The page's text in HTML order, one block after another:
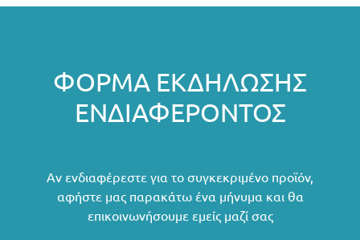
ΦΌΡΜΑ ΕΚΔΉΛΩΣΗΣ
ΕΝΔΙΑΦΈΡΟΝΤΟΣ
Αν ενδιαφέρεστε για το συγκεκριμένο προϊόν,
αφήστε μας παρακάτω ένα μήνυμα και θα
επικοινωνήσουμε εμείς μαζί σας